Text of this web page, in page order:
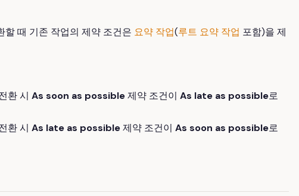
때 기존 작업의 제약 조건은 요약 작업(루트 요약 작업 포함)을 제
환 시 As soon as possible제약 조건이 As late as possible로
환 시 As late as possible제약 조건이 As soon as possible로